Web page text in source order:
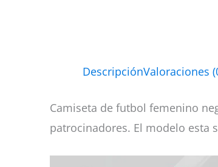
DescripciónValoraciones
Camiseta de futbol femenino
patrocinadores. El modelo esta